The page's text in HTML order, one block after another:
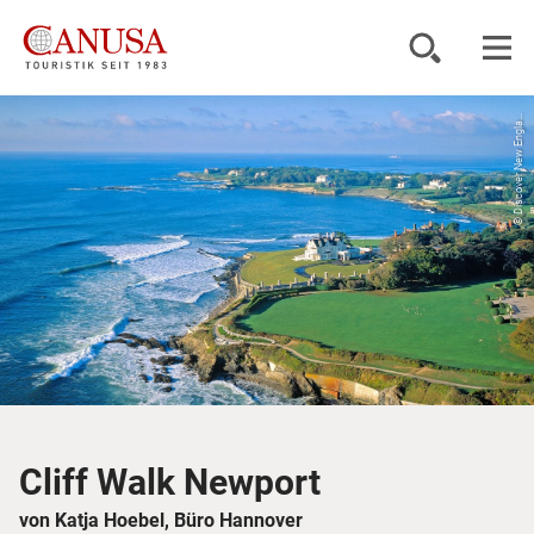
Reiseziele
Reisearten
Inspiration
Service
© Discover New Engla...
Cliff Walk Newport
von Katja Hoebel, Büro Hannover